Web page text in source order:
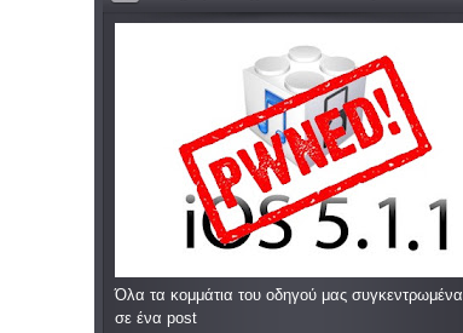
Όλα τα κομμάτια του οδηγού μας συγκεντρωμένα
σε ένα post